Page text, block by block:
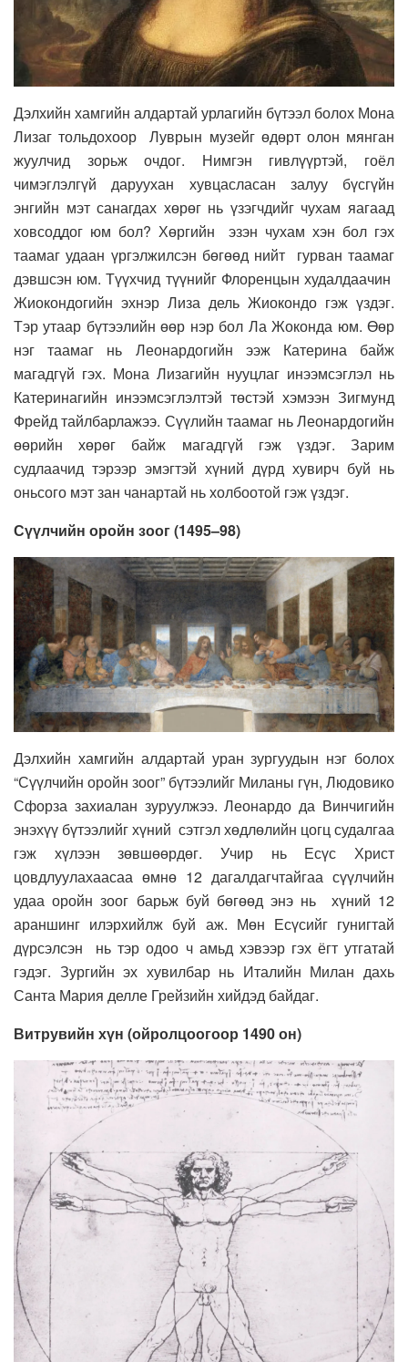
Дэлхийн хамгийн алдартай урлагийн бүтээл болох Мона
Лизаг тольдохоор Луврын музейг өдөрт олон мянган
жуулчид зорьж очдог. Нимгэн гивлүүртэй, гоёл
чимэглэлгүй даруухан хувцасласан залуу бүсгүйн
энгийн мэт санагдах хөрөг нь үзэгчдийг чухам яагаад
ховсоддог юм бол? Хөргийн эзэн чухам хэн бол гэх
таамаг удаан үргэлжилсэн бөгөөд нийт гурван таамаг
дэвшсэн юм. Түүхчид түүнийг Флоренцын худалдаачин
Жиокондогийн эхнэр Лиза дель Жиокондо гэж үздэг.
Тэр утаар бүтээлийн өөр нэр бол Ла Жоконда юм. Өөр
нэг таамаг нь Леонардогийн ээж Катерина байж
магадгүй гэх. Мона Лизагийн нууцлаг инээмсэглэл нь
Катеринагийн инээмсэглэлтэй төстэй хэмээн Зигмунд
Фрейд тайлбарлажээ. Сүүлийн таамаг нь Леонардогийн
өөрийн хөрөг байж магадгүй гэж үздэг. Зарим
судлаачид тэрээр эмэгтэй хүний дүрд хувирч буй нь
оньсого мэт зан чанартай нь холбоотой гэж үздэг.
Сүүлчийн оройн зоог (1495–98)
Дэлхийн хамгийн алдартай уран зургуудын нэг болох
“Сүүлчийн оройн зоог” бүтээлийг Миланы гүн, Людовико
Сфорза захиалан зуруулжээ. Леонардо да Винчигийн
энэхүү бүтээлийг хүний сэтгэл хөдлөлийн цогц судалгаа
гэж хүлээн зөвшөөрдөг. Учир нь Есүс Христ
цовдлуулахаасаа өмнө 12 дагалдагчтайгаа сүүлчийн
удаа оройн зоог барьж буй бөгөөд энэ нь хүний 12
араншинг илэрхийлж буй аж. Мөн Есүсийг гунигтай
дүрсэлсэн нь тэр одоо ч амьд хэвээр гэх ёгт утгатай
гэдэг. Зургийн эх хувилбар нь Италийн Милан дахь
Санта Мария делле Грейзийн хийдэд байдаг.
Витрувийн хүн (ойролцоогоор 1490 он)